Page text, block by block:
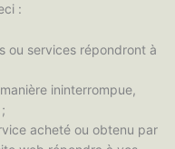
:
ou services répondront à
ininterrompue,
acheté ou obtenu par